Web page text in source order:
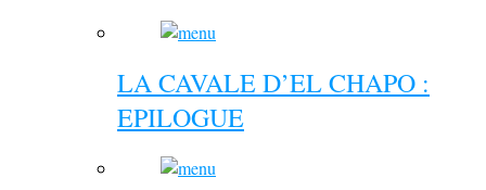
LA CAVALE D’EL CHAPO :
EPILOGUE